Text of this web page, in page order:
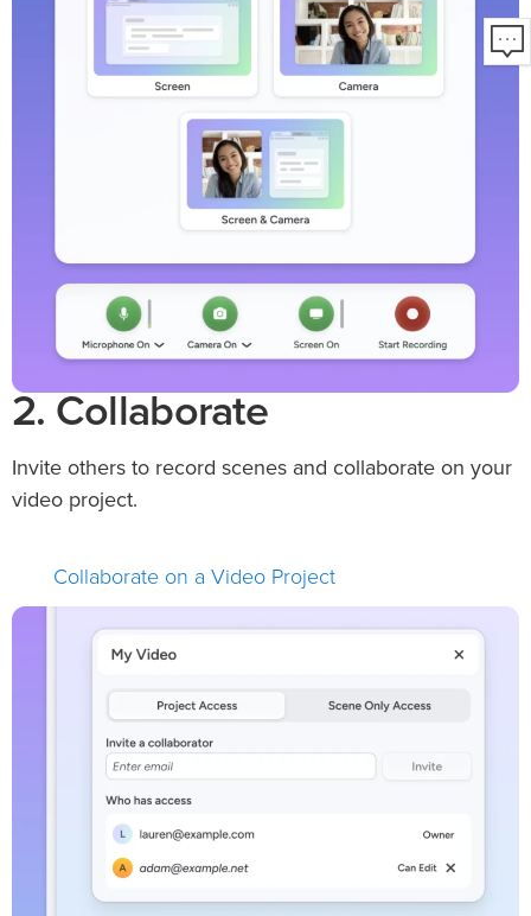
2. Collaborate
Invite others to record scenes and collaborate on your
video project.
Collaborate on a Video Project